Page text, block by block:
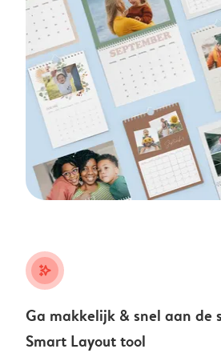
stars_plus
Ga makkelijk & snel aan de
Smart Layout tool